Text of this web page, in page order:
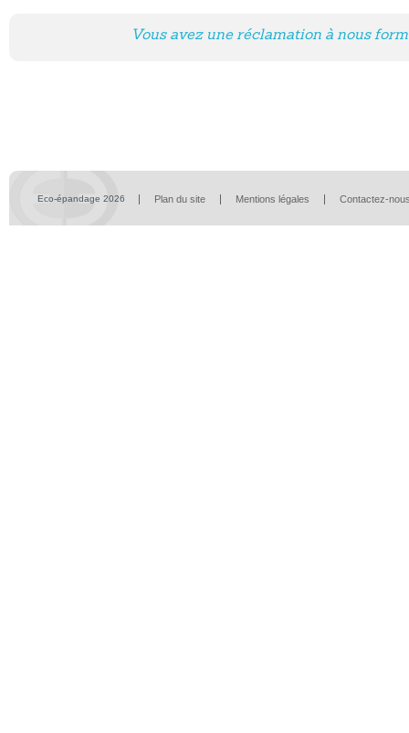
Vous avez une réclamation à nous
Eco-épandage 2026 Plan du site Mentions légales Contactez-